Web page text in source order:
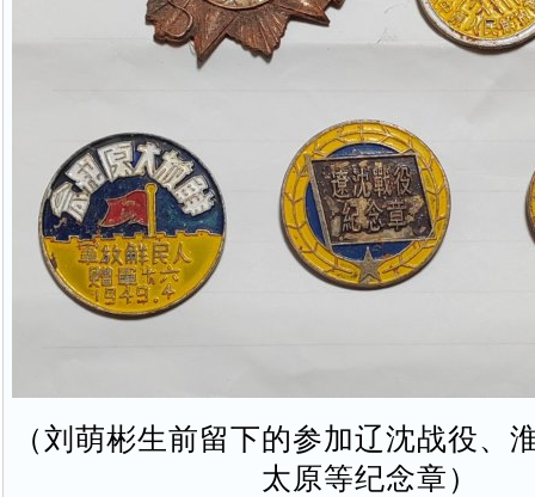
（刘萌彬生前留下的参加辽沈战役、
太原等纪念章）